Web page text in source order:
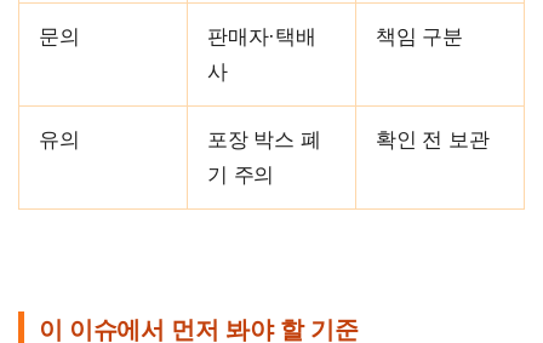
문의
판매자·택배
사
책임 구분
유의
포장 박스 폐
기 주의
확인 전 보관
이 이슈에서 먼저 봐야 할 기준